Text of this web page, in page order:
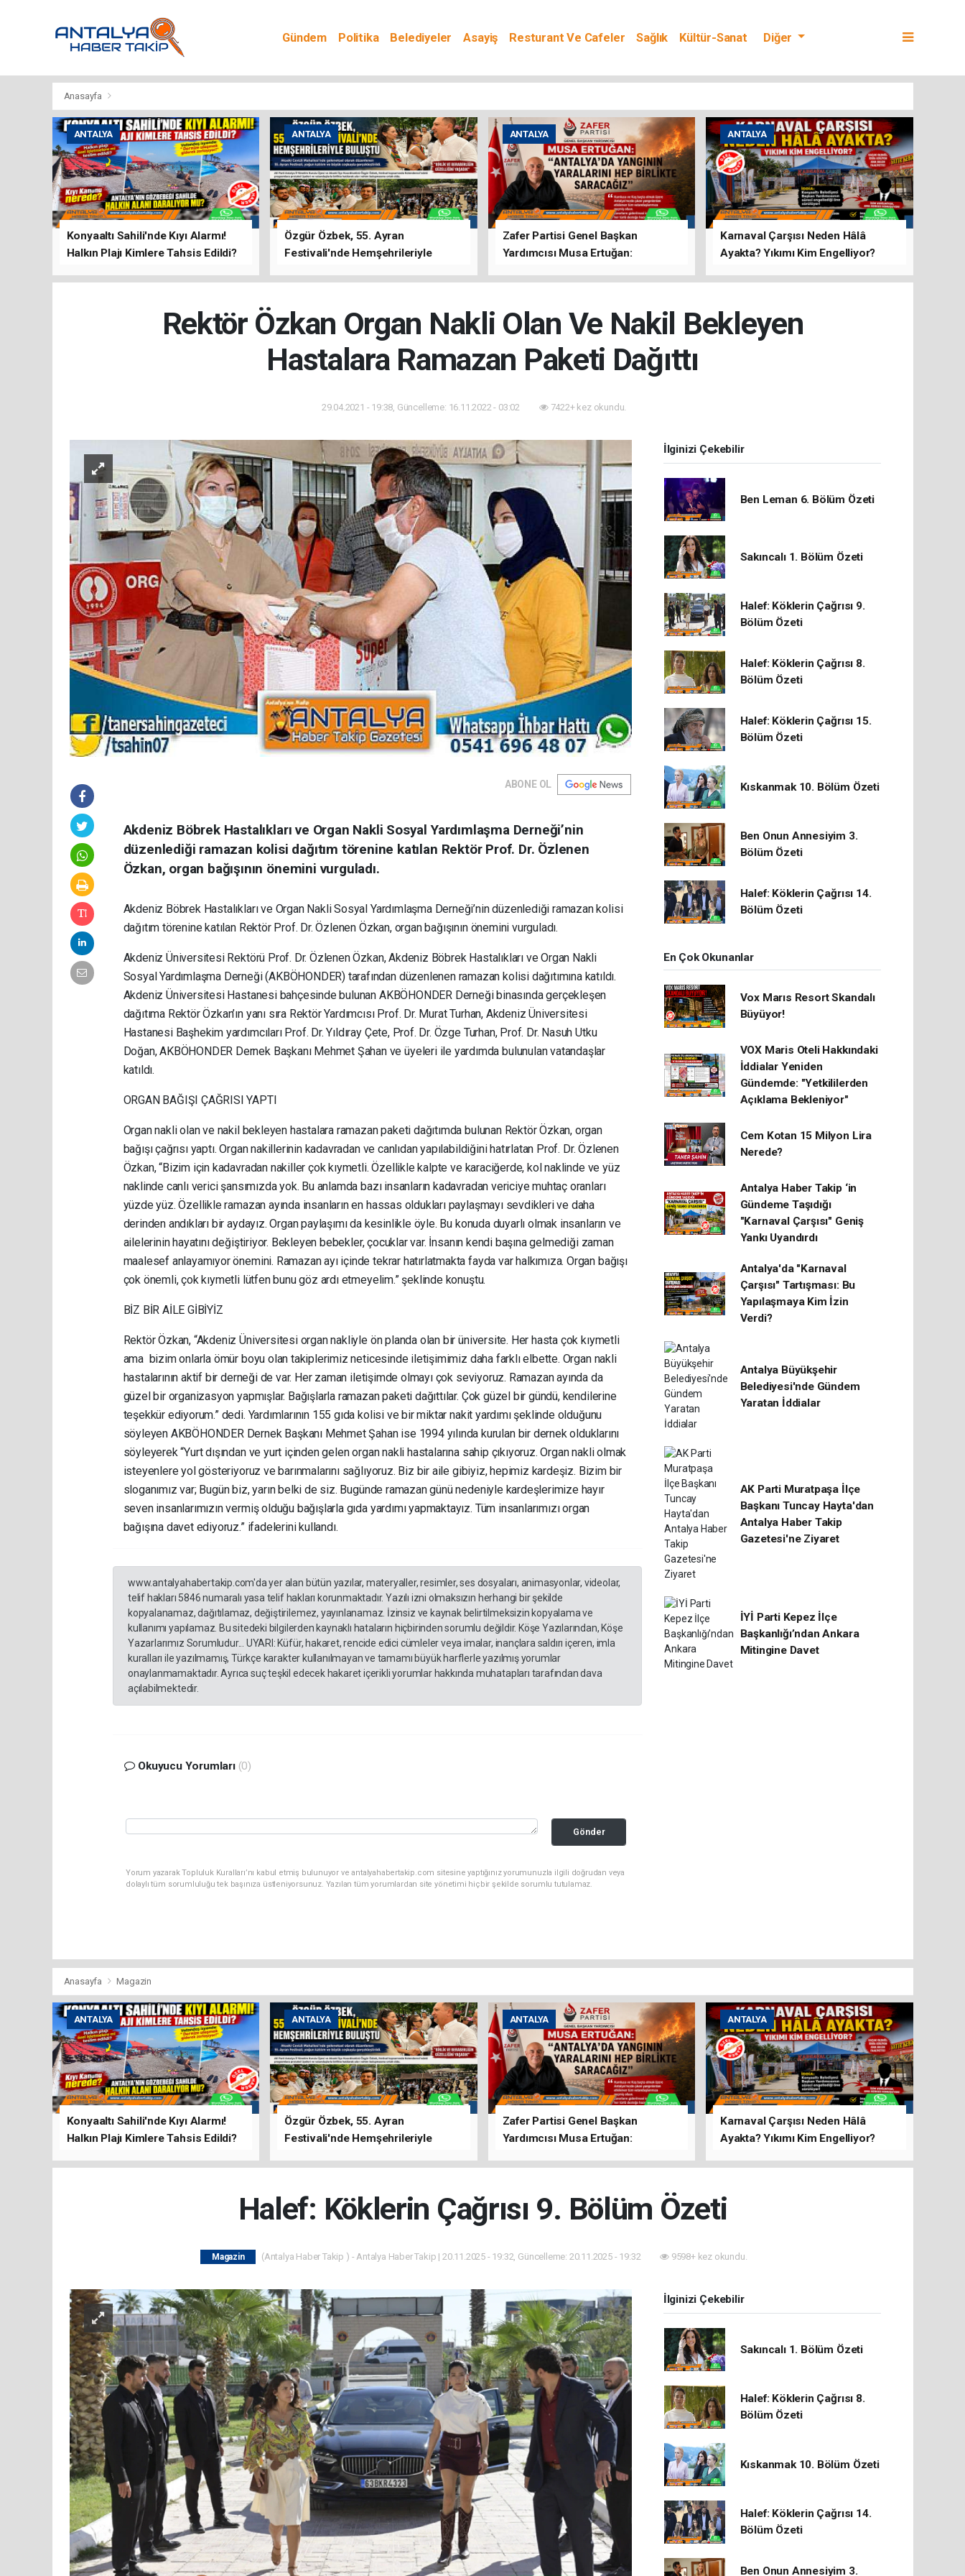
Gündem Politika Belediyeler Asayiş Resturant Ve Cafeler Sağlık
Kültür-Sanat
Diğer
Anasayfa
ANTALYA
Konyaaltı Sahili'nde Kıyı Alarmı!
Halkın Plajı Kimlere Tahsis Edildi?
ANTALYA
Özgür Özbek, 55. Ayran
Festivali'nde Hemşehrileriyle
ANTALYA
Zafer Partisi Genel Başkan
Yardımcısı Musa Ertuğan:
ANTALYA
Karnaval Çarşısı Neden Hâlâ
Ayakta? Yıkımı Kim Engelliyor?
Rektör Özkan Organ Nakli Olan Ve Nakil Bekleyen
Hastalara Ramazan Paketi Dağıttı
29.04.2021 - 19:38, Güncelleme: 16.11.2022 - 03:02 7422+ kez okundu.
ABONE OL
Akdeniz Böbrek Hastalıkları ve Organ Nakli Sosyal Yardımlaşma Derneği’nin
düzenlediği ramazan kolisi dağıtım törenine katılan Rektör Prof. Dr. Özlenen
Özkan, organ bağışının önemini vurguladı.
Akdeniz Böbrek Hastalıkları ve Organ Nakli Sosyal Yardımlaşma Derneği’nin düzenlediği ramazan kolisi
dağıtım törenine katılan Rektör Prof. Dr. Özlenen Özkan, organ bağışının önemini vurguladı.
Akdeniz Üniversitesi Rektörü Prof. Dr. Özlenen Özkan, Akdeniz Böbrek Hastalıkları ve Organ Nakli
Sosyal Yardımlaşma Derneği (AKBÖHONDER) tarafından düzenlenen ramazan kolisi dağıtımına katıldı.
Akdeniz Üniversitesi Hastanesi bahçesinde bulunan AKBÖHONDER Derneği binasında gerçekleşen
dağıtıma Rektör Özkan’ın yanı sıra Rektör Yardımcısı Prof. Dr. Murat Turhan, Akdeniz Üniversitesi
Hastanesi Başhekim yardımcıları Prof. Dr. Yıldıray Çete, Prof. Dr. Özge Turhan, Prof. Dr. Nasuh Utku
Doğan, AKBÖHONDER Dernek Başkanı Mehmet Şahan ve üyeleri ile yardımda bulunulan vatandaşlar
katıldı.
ORGAN BAĞIŞI ÇAĞRISI YAPTI
Organ nakli olan ve nakil bekleyen hastalara ramazan paketi dağıtımda bulunan Rektör Özkan, organ
bağışı çağrısı yaptı. Organ nakillerinin kadavradan ve canlıdan yapılabildiğini hatırlatan Prof. Dr. Özlenen
Özkan, “Bizim için kadavradan nakiller çok kıymetli. Özellikle kalpte ve karaciğerde, kol naklinde ve yüz
naklinde canlı verici şansımızda yok. Bu anlamda bazı insanların kadavradan vericiye muhtaç oranları
yüzde yüz. Özellikle ramazan ayında insanların en hassas oldukları paylaşmayı sevdikleri ve daha
derinden andıkları bir aydayız. Organ paylaşımı da kesinlikle öyle. Bu konuda duyarlı olmak insanların ve
ailelerinin hayatını değiştiriyor. Bekleyen bebekler, çocuklar var. İnsanın kendi başına gelmediği zaman
maalesef anlayamıyor önemini. Ramazan ayı içinde tekrar hatırlatmakta fayda var halkımıza. Organ bağışı
çok önemli, çok kıymetli lütfen bunu göz ardı etmeyelim.” şeklinde konuştu.
BİZ BİR AİLE GİBİYİZ
Rektör Özkan, “Akdeniz Üniversitesi organ nakliyle ön planda olan bir üniversite. Her hasta çok kıymetli
ama bizim onlarla ömür boyu olan takiplerimiz neticesinde iletişimimiz daha farklı elbette. Organ nakli
hastalarının aktif bir derneği de var. Her zaman iletişimde olmayı çok seviyoruz. Ramazan ayında da
güzel bir organizasyon yapmışlar. Bağışlarla ramazan paketi dağıttılar. Çok güzel bir gündü, kendilerine
teşekkür ediyorum.” dedi. Yardımlarının 155 gıda kolisi ve bir miktar nakit yardımı şeklinde olduğunu
söyleyen AKBÖHONDER Dernek Başkanı Mehmet Şahan ise 1994 yılında kurulan bir dernek olduklarını
söyleyerek “Yurt dışından ve yurt içinden gelen organ nakli hastalarına sahip çıkıyoruz. Organ nakli olmak
isteyenlere yol gösteriyoruz ve barınmalarını sağlıyoruz. Biz bir aile gibiyiz, hepimiz kardeşiz. Bizim bir
sloganımız var; Bugün biz, yarın belki de siz. Bugünde ramazan günü nedeniyle kardeşlerimize hayır
seven insanlarımızın vermiş olduğu bağışlarla gıda yardımı yapmaktayız. Tüm insanlarımızı organ
bağışına davet ediyoruz.” ifadelerini kullandı.
www.antalyahabertakip.com'da yer alan bütün yazılar, materyaller, resimler, ses dosyaları, animasyonlar, videolar,
telif hakları 5846 numaralı yasa telif hakları korunmaktadır. Yazılı izni olmaksızın herhangi bir şekilde
kopyalanamaz, dağıtılamaz, değiştirilemez, yayınlanamaz. İzinsiz ve kaynak belirtilmeksizin kopyalama ve
kullanımı yapılamaz. Bu sitedeki bilgilerden kaynaklı hataların hiçbirinden sorumlu değildir. Köşe Yazılarından, Köşe
Yazarlarımız Sorumludur... UYARI: Küfür, hakaret, rencide edici cümleler veya imalar, inançlara saldırı içeren, imla
kuralları ile yazılmamış, Türkçe karakter kullanılmayan ve tamamı büyük harflerle yazılmış yorumlar
onaylanmamaktadır. Ayrıca suç teşkil edecek hakaret içerikli yorumlar hakkında muhatapları tarafından dava
açılabilmektedir.
Okuyucu Yorumları (0)
Gönder
Yorum yazarak Topluluk Kuralları’nı kabul etmiş bulunuyor ve antalyahabertakip.com sitesine yaptığınız yorumunuzla ilgili doğrudan veya
dolaylı tüm sorumluluğu tek başınıza üstleniyorsunuz. Yazılan tüm yorumlardan site yönetimi hiçbir şekilde sorumlu tutulamaz.
İlginizi Çekebilir
Ben Leman 6. Bölüm Özeti
Sakıncalı 1. Bölüm Özeti
Halef: Köklerin Çağrısı 9.
Bölüm Özeti
Halef: Köklerin Çağrısı 8.
Bölüm Özeti
Halef: Köklerin Çağrısı 15.
Bölüm Özeti
Kıskanmak 10. Bölüm Özeti
Ben Onun Annesiyim 3.
Bölüm Özeti
Halef: Köklerin Çağrısı 14.
Bölüm Özeti
En Çok Okunanlar
Vox Marıs Resort Skandalı
Büyüyor!
VOX Maris Oteli Hakkındaki
İddialar Yeniden
Gündemde: "Yetkililerden
Açıklama Bekleniyor"
Cem Kotan 15 Milyon Lira
Nerede?
Antalya Haber Takip ‘in
Gündeme Taşıdığı
"Karnaval Çarşısı" Geniş
Yankı Uyandırdı
Antalya'da "Karnaval
Çarşısı" Tartışması: Bu
Yapılaşmaya Kim İzin
Verdi?
Antalya Büyükşehir
Belediyesi'nde Gündem
Yaratan İddialar
AK Parti Muratpaşa İlçe
Başkanı Tuncay Hayta'dan
Antalya Haber Takip
Gazetesi'ne Ziyaret
İYİ Parti Kepez İlçe
Başkanlığı’ndan Ankara
Mitingine Davet
Anasayfa Magazin
ANTALYA
Konyaaltı Sahili'nde Kıyı Alarmı!
Halkın Plajı Kimlere Tahsis Edildi?
ANTALYA
Özgür Özbek, 55. Ayran
Festivali'nde Hemşehrileriyle
ANTALYA
Zafer Partisi Genel Başkan
Yardımcısı Musa Ertuğan:
ANTALYA
Karnaval Çarşısı Neden Hâlâ
Ayakta? Yıkımı Kim Engelliyor?
Halef: Köklerin Çağrısı 9. Bölüm Özeti
Magazin (Antalya Haber Takip ) - Antalya Haber Takip | 20.11.2025 - 19:32, Güncelleme: 20.11.2025 - 19:32 9598+ kez okundu.
İlginizi Çekebilir
Sakıncalı 1. Bölüm Özeti
Halef: Köklerin Çağrısı 8.
Bölüm Özeti
Kıskanmak 10. Bölüm Özeti
Halef: Köklerin Çağrısı 14.
Bölüm Özeti
Ben Onun Annesiyim 3.